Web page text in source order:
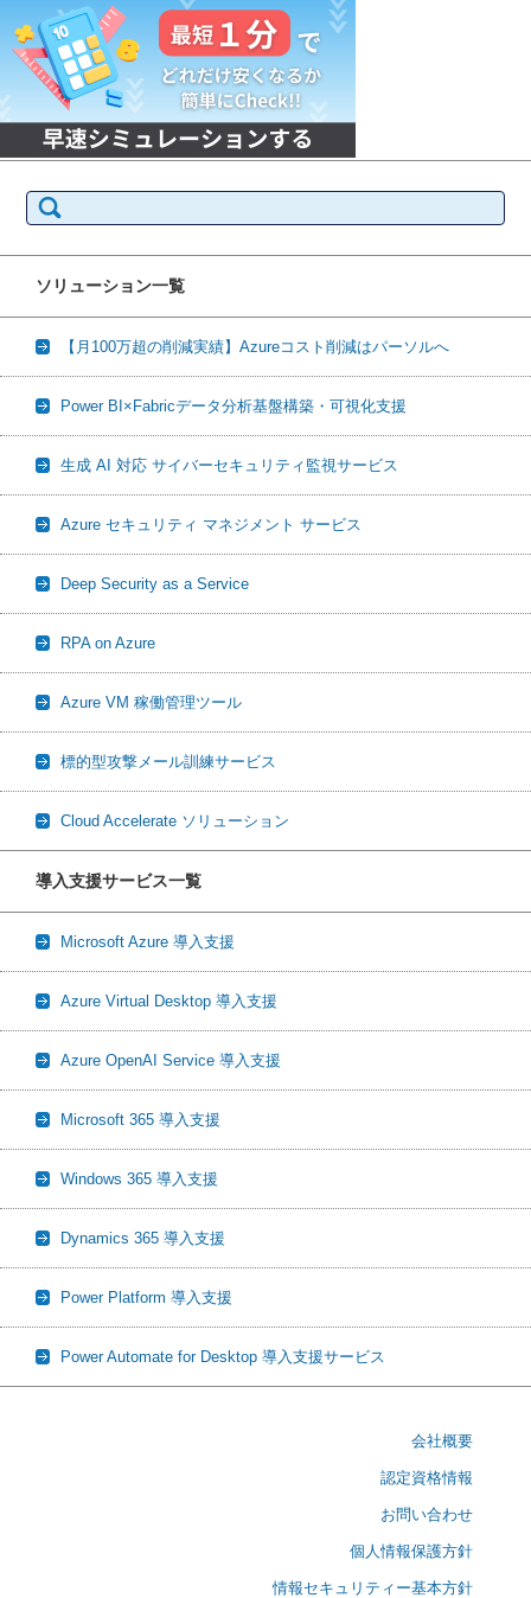
索:
ソリューション一覧
【月100万超の削減実績】Azureコスト削減はパーソルへ
Power BI×Fabricデータ分析基盤構築・可視化支援
生成 AI 対応 サイバーセキュリティ監視サービス
Azure セキュリティ マネジメント サービス
Deep Security as a Service
RPA on Azure
Azure VM 稼働管理ツール
標的型攻撃メール訓練サービス
Cloud Accelerate ソリューション
導入支援サービス一覧
Microsoft Azure 導入支援
Azure Virtual Desktop 導入支援
Azure OpenAI Service 導入支援
Microsoft 365 導入支援
Windows 365 導入支援
Dynamics 365 導入支援
Power Platform 導入支援
Power Automate for Desktop 導入支援サービス
会社概要
認定資格情報
お問い合わせ
個人情報保護方針
情報セキュリティー基本方針